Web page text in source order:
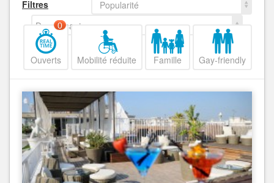
Filtres
Popularité
Decroissant
Ouverts
0
Mobilité réduite Famille Gay-friendly